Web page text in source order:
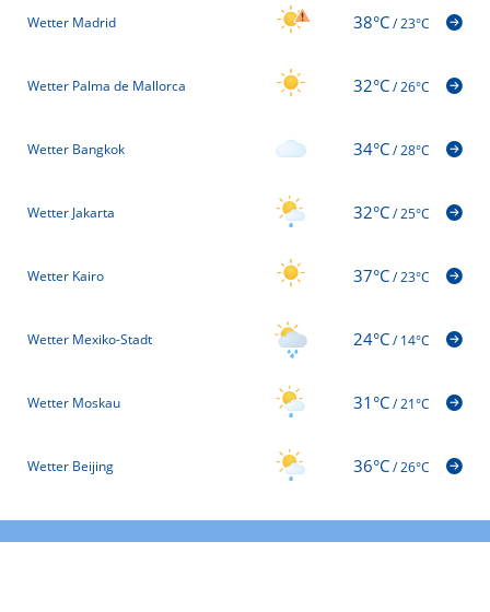
Wetter Madrid 38°C/23°C
Wetter Palma de Mallorca 32°C/26°C
Wetter Bangkok 34°C/28°C
Wetter Jakarta 32°C/25°C
Wetter Kairo 37°C/23°C
Wetter Mexiko-Stadt 24°C/14°C
Wetter Moskau 31°C/21°C
Wetter Beijing 36°C/26°C